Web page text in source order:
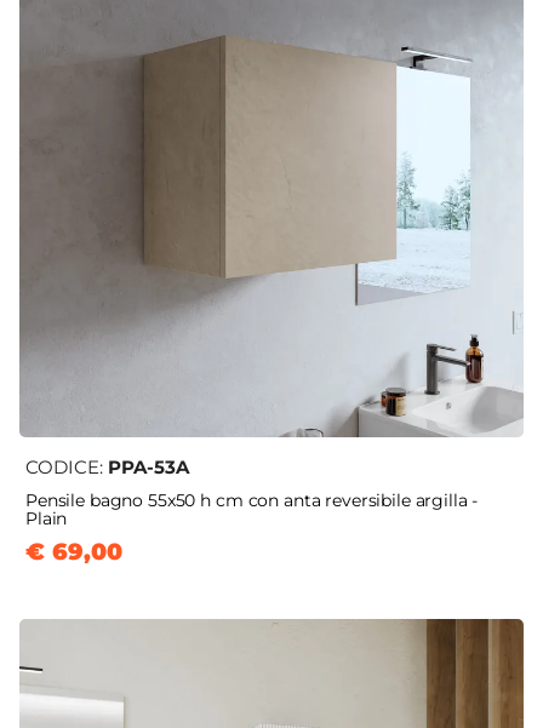
CODICE: PPA-53A
Pensile bagno 55x50 h cm con anta reversibile argilla -
Plain
€ 69,00